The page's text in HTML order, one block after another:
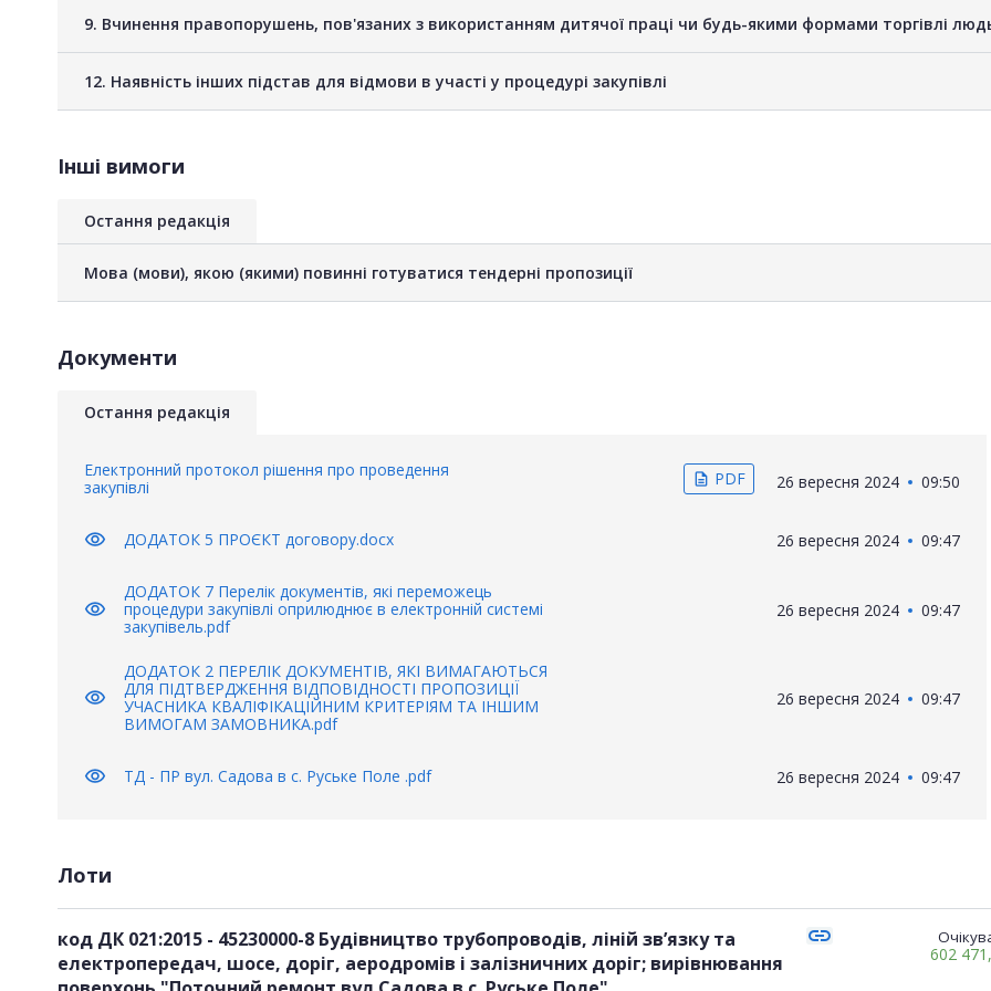
9. Вчинення правопорушень, пов'язаних з використанням дитячої праці чи будь-якими формами торгівлі
12. Наявність інших підстав для відмови в участі у процедурі закупівлі
Інші вимоги
Остання редакція
Мова (мови), якою (якими) повинні готуватися тендерні пропозиції
Документи
Остання редакція
Електронний протокол рішення про проведення
закупівлі
description PDF 26 вересня 2024 09:50
visibility ДОДАТОК 5 ПРОЄКТ договору.docx 26 вересня 2024 09:47
visibility
ДОДАТОК 7 Перелік документів, які переможець
процедури закупівлі оприлюднює в електронній системі
закупівель.pdf
26 вересня 2024 09:47
visibility
ДОДАТОК 2 ПЕРЕЛІК ДОКУМЕНТІВ, ЯКІ ВИМАГАЮТЬСЯ
ДЛЯ ПІДТВЕРДЖЕННЯ ВІДПОВІДНОСТІ ПРОПОЗИЦІЇ
УЧАСНИКА КВАЛІФІКАЦІЙНИМ КРИТЕРІЯМ ТА ІНШИМ
ВИМОГАМ ЗАМОВНИКА.pdf
26 вересня 2024 09:47
visibility ТД - ПР вул. Садова в с. Руське Поле .pdf 26 вересня 2024 09:47
Лоти
код ДК 021:2015 - 45230000-8 Будівництво трубопроводів, ліній зв’язку та
електропередач, шосе, доріг, аеродромів і залізничних доріг; вирівнювання
link
602